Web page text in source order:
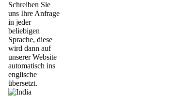
Schreiben Sie
uns Ihre Anfrage
in jeder
beliebigen
Sprache, diese
wird dann auf
unserer Website
automatisch ins
englische
übersetzt.